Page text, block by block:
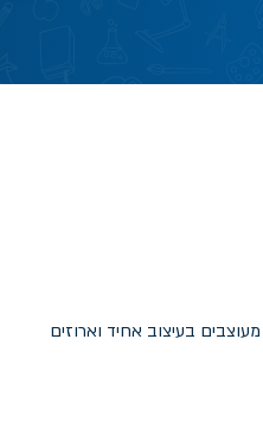
בעיצוב אחיד וארוזים